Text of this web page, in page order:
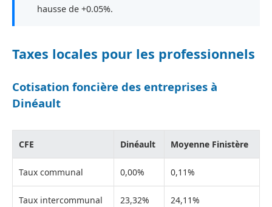
hausse de +0.05%.
Taxes locales pour les professionnels
Cotisation foncière des entreprises à
Dinéault
CFE Dinéault Moyenne Finistère
Taux communal 0,00% 0,11%
Taux intercommunal 23,32% 24,11%